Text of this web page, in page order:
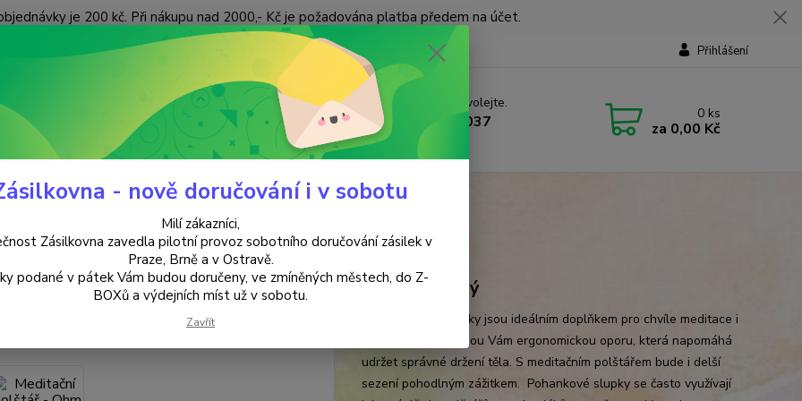
je 200 kč. Při nákupu nad 2000,- Kč je požadována platba předem na účet.
KONTAKTY Přihlášení
Hledat
Nevíte si rady? Zavolejte.
+420 737 737 037
(Po-Pá, 9-18 hod.)
0 ks
za 0,00 Kč
POLŠTÁŘE Meditační polštář - Ohm
polštář - Ohm
červeno-černý
Meditační podsedáky jsou ideálním doplňkem pro chvíle meditace i
odpočinku. Poskytnou Vám ergonomickou oporu, která napomáhá
udržet správné držení těla. S meditačním polštářem bude i delší
sezení pohodlným zážitkem. Pohankové slupky se často využívají
- nově doručování i v sobotu
Milí zákazníci,
Zásilkovna zavedla pilotní provoz sobotního doručování zásilek v
Praze, Brně a v Ostravě.
podané v pátek Vám budou doručeny, ve zmíněných městech, do Z-
BOXů a výdejních míst už v sobotu.
Zavřít